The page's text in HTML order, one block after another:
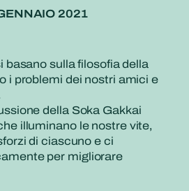
2021
basano sulla filosofia della
i problemi dei nostri amici e
della Soka Gakkai
illuminano le nostre vite,
di ciascuno e ci
per migliorare